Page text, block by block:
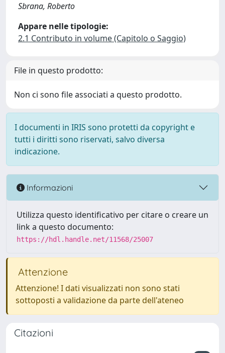
Sbrana, Roberto
Appare nelle tipologie:
2.1 Contributo in volume (Capitolo o Saggio)
File in questo prodotto:
Non ci sono file associati a questo prodotto.
I documenti in IRIS sono protetti da copyright e
tutti i diritti sono riservati, salvo diversa
indicazione.
Informazioni
Utilizza questo identificativo per citare o creare un
link a questo documento:
https://hdl.handle.net/11568/25007
Attenzione
Attenzione! I dati visualizzati non sono stati
sottoposti a validazione da parte dell'ateneo
Citazioni